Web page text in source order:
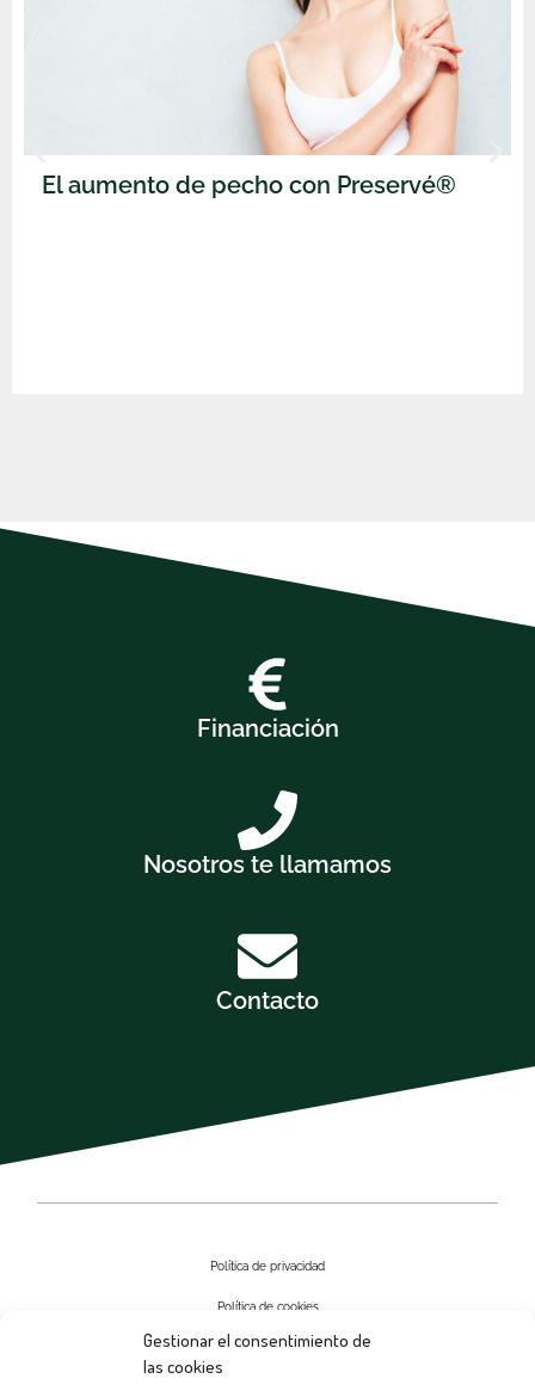
Gestionar el consentimiento de
las cookies
El aumento de pecho con Preservé®
Financiación
Nosotros te llamamos
Contacto
Política de privacidad
Política de cookies
Aviso Legal